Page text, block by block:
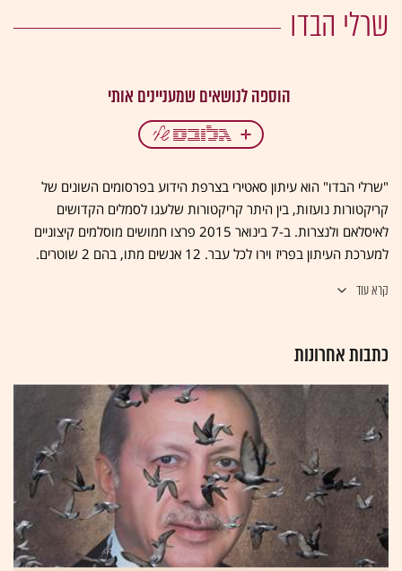
שרלי הבדו
"שרלי הבדו" הוא עיתון סאטירי בצרפת הידוע בפרסומים השונים של
קריקטורות נועזות, בין היתר קריקטורות שלעגו לסמלים הקדושים
לאיסלאם ולנצרות. ב-7 בינואר 2015 פרצו חמושים מוסלמים קיצוניים
למערכת העיתון בפריז וירו לכל עבר. 12 אנשים מתו, בהם 2 שוטרים.
קרא עוד
כתבות אחרונות